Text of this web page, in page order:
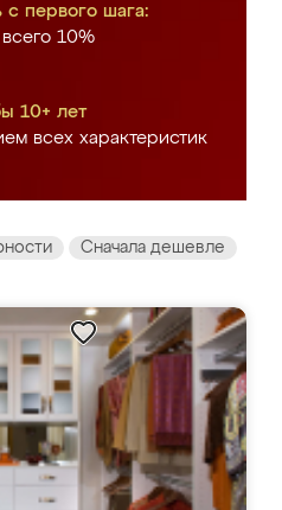
с первого шага:
10%
10+ лет
всех характеристик
Сначала дешевле